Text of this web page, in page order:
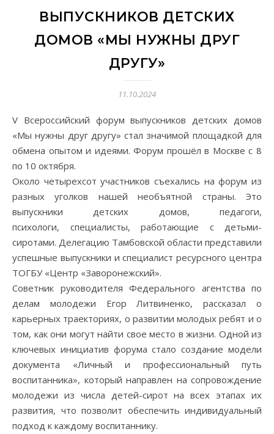
ВЫПУСКНИКОВ ДЕТСКИХ
ДОМОВ «МЫ НУЖНЫ ДРУГ
ДРУГУ»
11.10.2024
V Всероссийский форум выпускников детских домов
«Мы нужны друг другу» стал значимой площадкой для
обмена опытом и идеями. Форум прошёл в Москве с 8
по 10 октября.
Около четырехсот участников съехались на форум из
разных уголков нашей необъятной страны. Это
выпускники детских домов, педагоги,
психологи, специалисты, работающие с детьми-
сиротами. Делегацию Тамбовской области представили
успешные выпускники и специалист ресурсного центра
ТОГБУ «Центр «Заворонежский».
Советник руководителя Федерального агентства по
делам молодежи Егор Литвиненко, рассказал о
карьерных траекториях, о развитии молодых ребят и о
том, как они могут найти свое место в жизни. Одной из
ключевых инициатив форума стало создание модели
документа «Личный и профессиональный путь
воспитанника», который направлен на сопровождение
молодежи из числа детей-сирот на всех этапах их
развития, что позволит обеспечить индивидуальный
подход к каждому воспитаннику.